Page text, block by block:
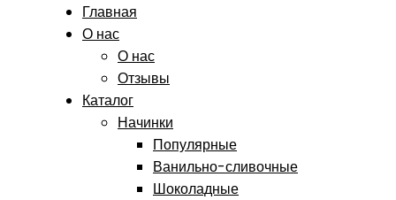
Главная
О нас
О нас
Отзывы
Каталог
Начинки
Популярные
Ванильно-сливочные
Шоколадные